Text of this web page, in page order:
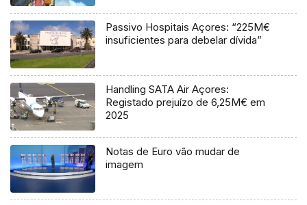
Passivo Hospitais Açores: “225M€
insuficientes para debelar dívida”
Handling SATA Air Açores:
Registado prejuízo de 6,25M€ em
2025
Notas de Euro vão mudar de
imagem